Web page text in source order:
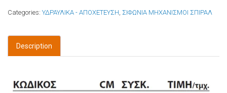
Categories: ΥΔΡΑΥΛΙΚΑ - ΑΠΟΧΕΤΕΥΣΗ ΣΙΦΩΝΙΑ ΜΗΧΑΝΙΣΜΟΙ ΣΠΙΡΑΛ
Description